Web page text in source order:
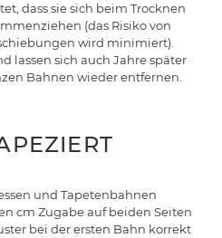
dass sie sich beim Trocknen
(das Risiko von
wird minimiert).
lassen sich auch Jahre später
Bahnen wieder entfernen.
und Tapetenbahnen
cm Zugabe auf beiden Seiten
bei der ersten Bahn korrekt